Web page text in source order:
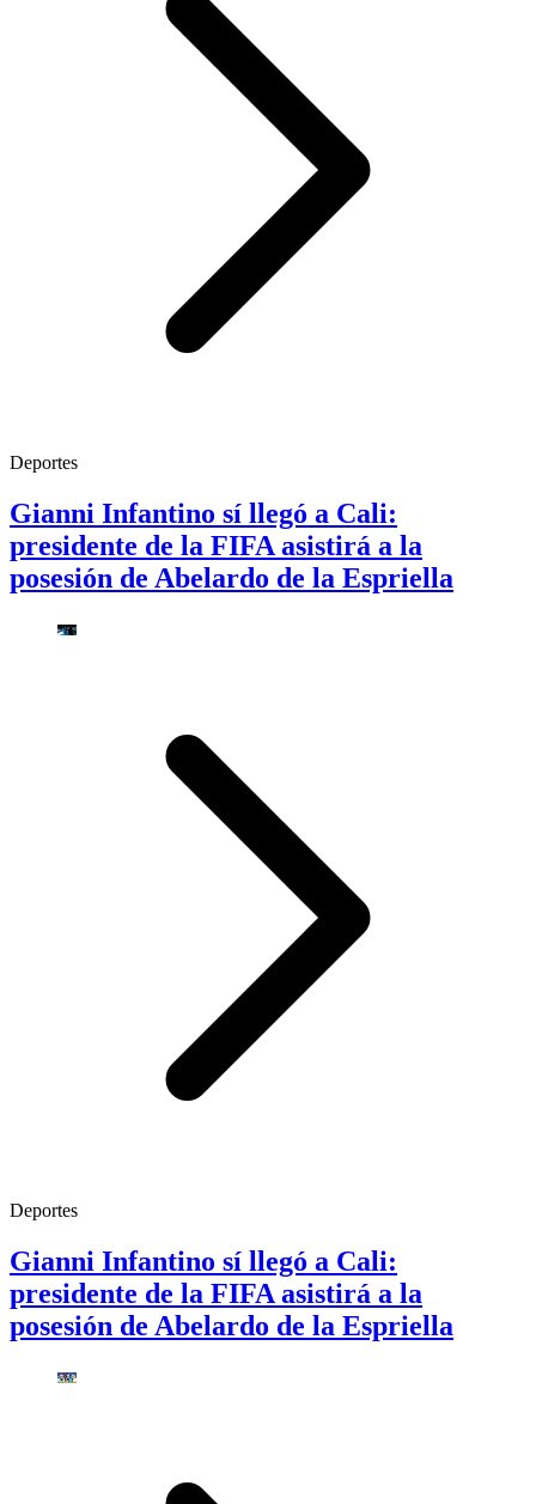
Deportes
Gianni Infantino sí llegó a Cali:
presidente de la FIFA asistirá a la
posesión de Abelardo de la Espriella
Deportes
Gianni Infantino sí llegó a Cali:
presidente de la FIFA asistirá a la
posesión de Abelardo de la Espriella